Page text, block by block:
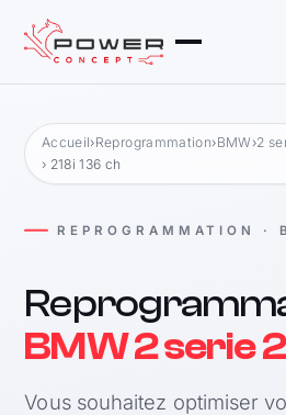
Accueil›Reprogrammation›BMW›2
› 218i 136 ch
REPROGRAMMATION ·
BMW 2 serie
Vous souhaitez optimiser